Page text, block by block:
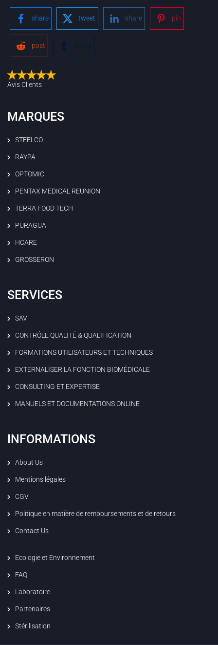
share tweet share pin
post share
Avis Clients
MARQUES
STEELCO
RAYPA
OPTOMIC
PENTAX MEDICAL REUNION
TERRA FOOD TECH
PURAGUA
HCARE
GROSSERON
SERVICES
SAV
CONTRÔLE QUALITÉ & QUALIFICATION
FORMATIONS UTILISATEURS ET TECHNIQUES
EXTERNALISER LA FONCTION BIOMÉDICALE
CONSULTING ET EXPERTISE
MANUELS ET DOCUMENTATIONS ONLINE
INFORMATIONS
About Us
Mentions légales
CGV
Politique en matière de remboursements et de retours
Contact Us
Ecologie et Environnement
FAQ
Laboratoire
Partenaires
Stérilisation